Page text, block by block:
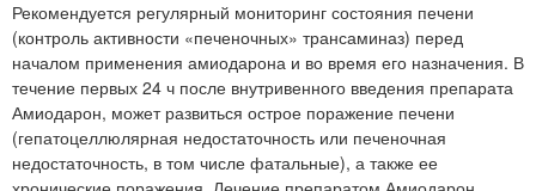
Рекомендуется регулярный мониторинг состояния печени
(контроль активности «печеночных» трансаминаз) перед
началом применения амиодарона и во время его назначения. В
течение первых 24 ч после внутривенного введения препарата
Амиодарон, может развиться острое поражение печени
(гепатоцеллюлярная недостаточность или печеночная
недостаточность, в том числе фатальные), а также ее